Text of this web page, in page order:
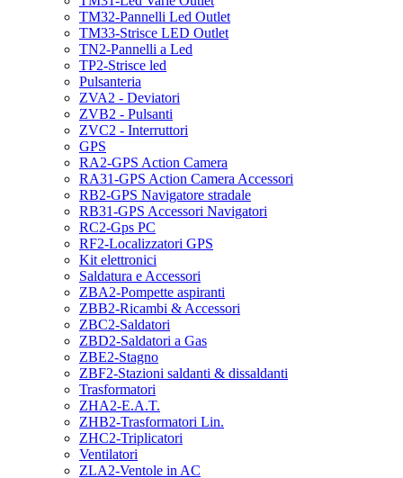
TM32-Pannelli Led Outlet
TM33-Strisce LED Outlet
TN2-Pannelli a Led
TP2-Strisce led
Pulsanteria
ZVA2 - Deviatori
ZVB2 - Pulsanti
ZVC2 - Interruttori
GPS
RA2-GPS Action Camera
RA31-GPS Action Camera Accessori
RB2-GPS Navigatore stradale
RB31-GPS Accessori Navigatori
RC2-Gps PC
RF2-Localizzatori GPS
Kit elettronici
Saldatura e Accessori
ZBA2-Pompette aspiranti
ZBB2-Ricambi & Accessori
ZBC2-Saldatori
ZBD2-Saldatori a Gas
ZBE2-Stagno
ZBF2-Stazioni saldanti & dissaldanti
Trasformatori
ZHA2-E.A.T.
ZHB2-Trasformatori Lin.
ZHC2-Triplicatori
Ventilatori
ZLA2-Ventole in AC